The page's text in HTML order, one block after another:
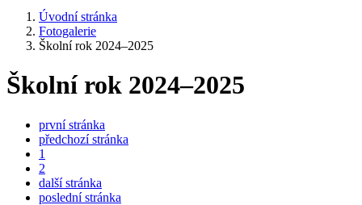
Úvodní stránka
Fotogalerie
Školní rok 2024–2025
Školní rok 2024–2025
první stránka
předchozí stránka
1
2
další stránka
poslední stránka